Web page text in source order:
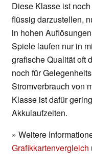
Diese Klasse ist
flüssig darzustellen,
in hohen
Spiele laufen nur in
grafische Qualität oft
noch für
Stromverbrauch von
Klasse ist dafür
Akkulaufzeiten.
» Weitere
Grafikkartenvergleich